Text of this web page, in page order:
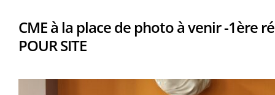
CME à la place de photo à venir -1ère
POUR SITE